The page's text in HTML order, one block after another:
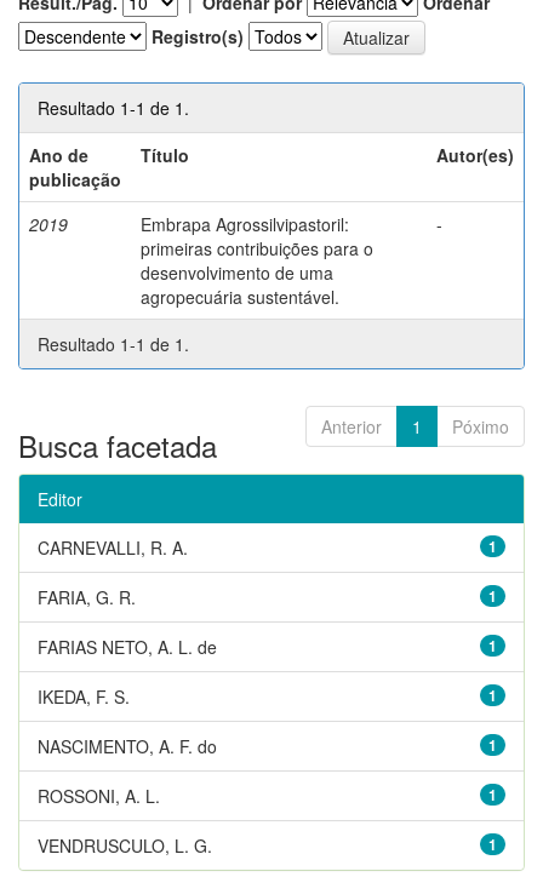
Registro(s)
Resultado 1-1 de 1.
Ano de
publicação
Título Autor(es)
2019
Embrapa Agrossilvipastoril:
primeiras contribuições para o
desenvolvimento de uma
agropecuária sustentável.
-
Resultado 1-1 de 1.
Anterior 1 Póximo
Busca facetada
Editor
1
CARNEVALLI, R. A.
1
FARIA, G. R.
1
FARIAS NETO, A. L. de
1
IKEDA, F. S.
1
NASCIMENTO, A. F. do
1
ROSSONI, A. L.
1
VENDRUSCULO, L. G.